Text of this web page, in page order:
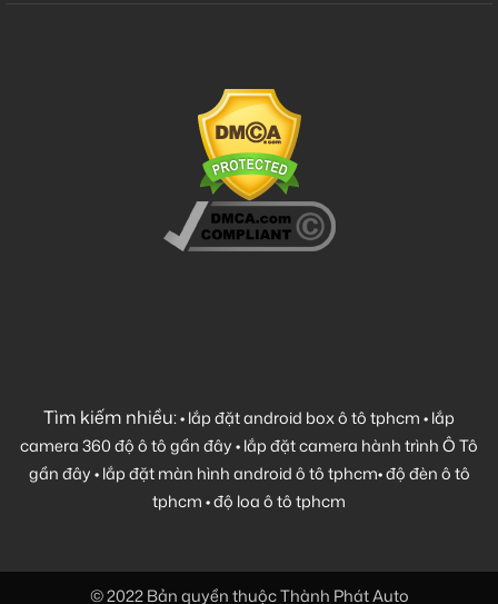
Tìm kiếm nhiều:•lắp đặt android box ô tô tphcm•lắp
camera 360 độ ô tô gần đây•lắp đặt camera hành trình Ô Tô
gần đây•lắp đặt màn hình android ô tô tphcm•độ đèn ô tô
tphcm•độ loa ô tô tphcm
© 2022 Bản quyền thuộc Thành Phát Auto